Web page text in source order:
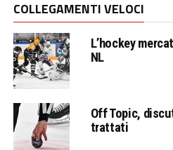
COLLEGAMENTI VELOCI
L’hockey
NL
Off Topic,
trattati